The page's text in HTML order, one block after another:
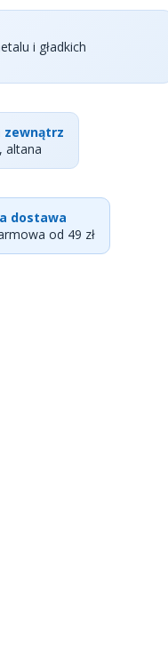
i gładkich
zewnątrz
altana
dostawa
od 49 zł